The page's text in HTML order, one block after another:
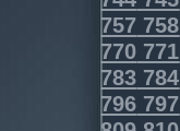
757 758
770 771
783 784
796 797